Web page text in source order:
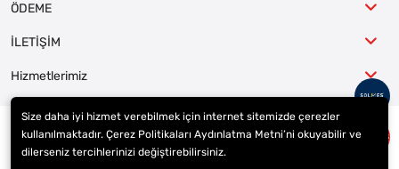
ÖDEME
İLETİŞİM
Hizmetlerimiz
© 2023ER-LAS Oto Jant ve Lastik - Yunus ULAŞ
Size daha iyi hizmet verebilmek için internet sitemizde çerezler
kullanılmaktadır. Çerez Politikaları Aydınlatma Metni’ni okuyabilir ve
dilerseniz tercihlerinizi değiştirebilirsiniz.